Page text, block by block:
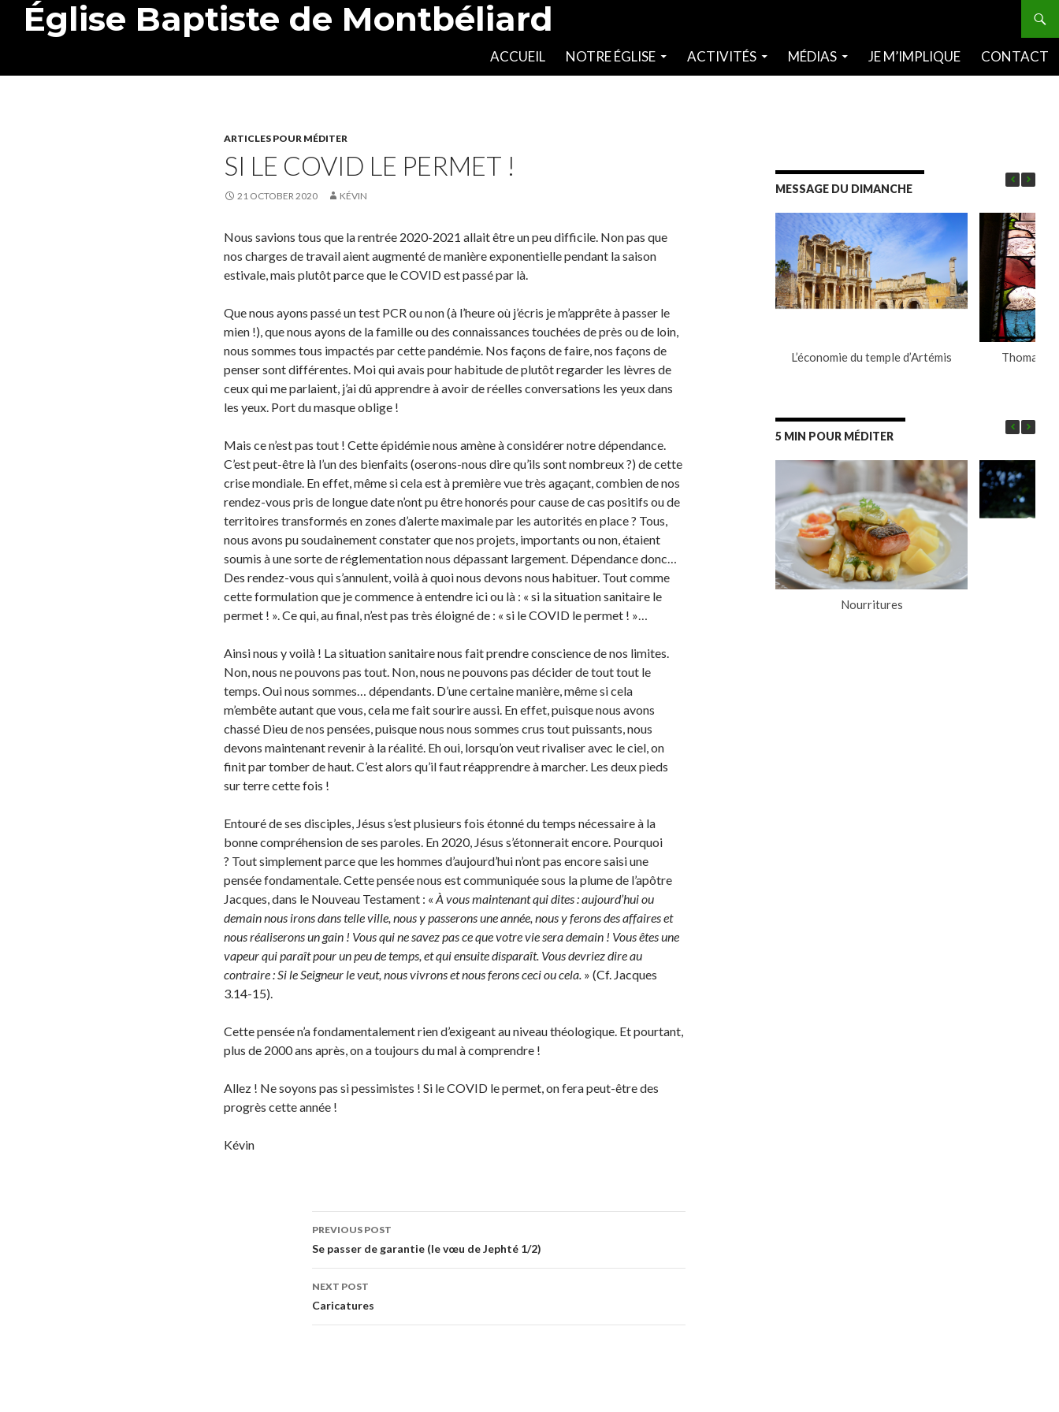
Église Baptiste de Montbéliard
Search
ACCUEIL NOTRE ÉGLISE ACTIVITÉS MÉDIAS JE M’IMPLIQUE CONTACT
ARTICLES POUR MÉDITER
SI LE COVID LE PERMET !
21 OCTOBER 2020 KÉVIN
Nous savions tous que la rentrée 2020-2021 allait être un peu difficile. Non pas que
nos charges de travail aient augmenté de manière exponentielle pendant la saison
estivale, mais plutôt parce que le COVID est passé par là.
Que nous ayons passé un test PCR ou non (à l’heure où j’écris je m’apprête à passer le
mien !), que nous ayons de la famille ou des connaissances touchées de près ou de loin,
nous sommes tous impactés par cette pandémie. Nos façons de faire, nos façons de
penser sont différentes. Moi qui avais pour habitude de plutôt regarder les lèvres de
ceux qui me parlaient, j’ai dû apprendre à avoir de réelles conversations les yeux dans
les yeux. Port du masque oblige !
Mais ce n’est pas tout ! Cette épidémie nous amène à considérer notre dépendance.
C’est peut-être là l’un des bienfaits (oserons-nous dire qu’ils sont nombreux ?) de cette
crise mondiale. En effet, même si cela est à première vue très agaçant, combien de nos
rendez-vous pris de longue date n’ont pu être honorés pour cause de cas positifs ou de
territoires transformés en zones d’alerte maximale par les autorités en place ? Tous,
nous avons pu soudainement constater que nos projets, importants ou non, étaient
soumis à une sorte de réglementation nous dépassant largement. Dépendance donc…
Des rendez-vous qui s’annulent, voilà à quoi nous devons nous habituer. Tout comme
cette formulation que je commence à entendre ici ou là : « si la situation sanitaire le
permet ! ». Ce qui, au final, n’est pas très éloigné de : « si le COVID le permet ! »…
Ainsi nous y voilà ! La situation sanitaire nous fait prendre conscience de nos limites.
Non, nous ne pouvons pas tout. Non, nous ne pouvons pas décider de tout tout le
temps. Oui nous sommes… dépendants. D’une certaine manière, même si cela
m’embête autant que vous, cela me fait sourire aussi. En effet, puisque nous avons
chassé Dieu de nos pensées, puisque nous nous sommes crus tout puissants, nous
devons maintenant revenir à la réalité. Eh oui, lorsqu’on veut rivaliser avec le ciel, on
finit par tomber de haut. C’est alors qu’il faut réapprendre à marcher. Les deux pieds
sur terre cette fois !
Entouré de ses disciples, Jésus s’est plusieurs fois étonné du temps nécessaire à la
bonne compréhension de ses paroles. En 2020, Jésus s’étonnerait encore. Pourquoi
? Tout simplement parce que les hommes d’aujourd’hui n’ont pas encore saisi une
pensée fondamentale. Cette pensée nous est communiquée sous la plume de l’apôtre
Jacques, dans le Nouveau Testament : «À vous maintenant qui dites : aujourd’hui ou
demain nous irons dans telle ville, nous y passerons une année, nous y ferons des affaires et
nous réaliserons un gain ! Vous qui ne savez pas ce que votre vie sera demain ! Vous êtes une
vapeur qui paraît pour un peu de temps, et qui ensuite disparaît. Vous devriez dire au
contraire : Si le Seigneur le veut, nous vivrons et nous ferons ceci ou cela. » (Cf. Jacques
3.14-15).
Cette pensée n’a fondamentalement rien d’exigeant au niveau théologique. Et pourtant,
plus de 2000 ans après, on a toujours du mal à comprendre !
Allez ! Ne soyons pas si pessimistes ! Si le COVID le permet, on fera peut-être des
progrès cette année !
Kévin
Post
navigation
PREVIOUS POST
Se passer de garantie (le vœu de Jephté 1/2)
NEXT POST
Caricatures
MESSAGE DU DIMANCHE
L’économie du temple d’Artémis
Thomas
5 MIN POUR MÉDITER
Nourritures